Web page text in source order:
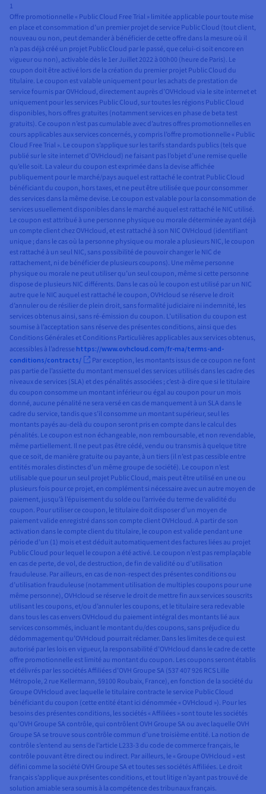
1
Offre promotionnelle « Public Cloud Free Trial » limitée applicable pour toute mise
en place et consommation d’un premier projet de service Public Cloud (tout client,
nouveau ou non, peut demander à bénéficier de cette offre dans la mesure où il
n’a pas déjà créé un projet Public Cloud par le passé, que celui-ci soit encore en
vigueur ou non), activable dès le 1er Juillet 2022 à 00h00 (heure de Paris). Le
coupon doit être activé lors de la création du premier projet Public Cloud du
titulaire. Le coupon est valable uniquement pour les achats de prestation de
service fournis par OVHcloud, directement auprès d’OVHcloud via le site internet et
uniquement pour les services Public Cloud, sur toutes les régions Public Cloud
disponibles, hors offres gratuites (notamment services en phase de beta test
gratuits). Ce coupon n’est pas cumulable avec d’autres offres promotionnelles en
cours applicables aux services concernés, y compris l’offre promotionnelle « Public
Cloud Free Trial ». Le coupon s’applique sur les tarifs standards publics (tels que
publié sur le site internet d’OVHcloud) ne faisant pas l’objet d’une remise quelle
qu’elle soit. La valeur du coupon est exprimée dans la devise affichée
publiquement pour le marché/pays auquel est rattaché le contrat Public Cloud
bénéficiant du coupon, hors taxes, et ne peut être utilisée que pour consommer
des services dans la même devise. Le coupon est valable pour la consommation de
services usuellement disponibles dans le marché auquel est rattaché le NIC utilisé.
Le coupon est attribué à une personne physique ou morale déterminée ayant déjà
un compte client chez OVHcloud, et est rattaché à son NIC OVHcloud (identifiant
unique ; dans le cas où la personne physique ou morale a plusieurs NIC, le coupon
est rattaché à un seul NIC, sans possibilité de pouvoir changer le NIC de
rattachement, ni de bénéficier de plusieurs coupons). Une même personne
physique ou morale ne peut utiliser qu’un seul coupon, même si cette personne
dispose de plusieurs NIC différents. Dans le cas où le coupon est utilisé par un NIC
autre que le NIC auquel est rattaché le coupon, OVHcloud se réserve le droit
d’annuler ou de résilier de plein droit, sans formalité judiciaire ni indemnité, les
services obtenus ainsi, sans ré-émission du coupon. L’utilisation du coupon est
soumise à l’acceptation sans réserve des présentes conditions, ainsi que des
Conditions Générales et Conditions Particulières applicables aux services obtenus,
accessibles à l’adresse https://www.ovhcloud.com/fr-ma/terms-and-
conditions/contracts/
Par exception, les montants issus de ce coupon ne font
pas partie de l’assiette du montant mensuel des services utilisés dans les cadre des
niveaux de services (SLA) et des pénalités associées ; c’est-à-dire que si le titulaire
du coupon consomme un montant inférieur ou égal au coupon pour un mois
donné, aucune pénalité ne sera versé en cas de manquement à un SLA dans le
cadre du service, tandis que s’il consomme un montant supérieur, seul les
montants payés au-delà du coupon seront pris en compte dans le calcul des
pénalités. Le coupon est non échangeable, non remboursable, et non revendable,
même partiellement. Il ne peut pas être cédé, vendu ou transmis à quelque titre
que ce soit, de manière gratuite ou payante, à un tiers (il n’est pas cessible entre
entités morales distinctes d’un même groupe de société). Le coupon n’est
utilisable que pour un seul projet Public Cloud, mais peut être utilisé en une ou
plusieurs fois pour ce projet, en complément si nécessaire avec un autre moyen de
paiement, jusqu’à l’épuisement du solde ou l’arrivée du terme de validité du
coupon. Pour utiliser ce coupon, le titulaire doit disposer d’un moyen de
paiement valide enregistré dans son compte client OVHcloud. A partir de son
activation dans le compte client du titulaire, le coupon est valide pendant une
période d’un (1) mois et est déduit automatiquement des factures liées au projet
Public Cloud pour lequel le coupon a été activé. Le coupon n’est pas remplaçable
en cas de perte, de vol, de destruction, de fin de validité ou d’utilisation
frauduleuse. Par ailleurs, en cas de non-respect des présentes conditions ou
d’utilisation frauduleuse (notamment utilisation de multiples coupons pour une
même personne), OVHcloud se réserve le droit de mettre fin aux services souscrits
utilisant les coupons, et/ou d’annuler les coupons, et le titulaire sera redevable
dans tous les cas envers OVHcloud du paiement intégral des montants lié aux
services consommés, incluant le montant du/des coupons, sans préjudice du
dédommagement qu’OVHcloud pourrait réclamer. Dans les limites de ce qui est
autorisé par les lois en vigueur, la responsabilité d’OVHcloud dans le cadre de cette
offre promotionnelle est limité au montant du coupon. Les coupons seront établis
et délivrés par les sociétés Affiliées d’OVH Groupe SA (537 407 926 RCS Lille
Métropole, 2 rue Kellermann, 59100 Roubaix, France), en fonction de la société du
Groupe OVHcloud avec laquelle le titulaire contracte le service Public Cloud
bénéficiant du coupon (cette entité étant ici dénommée « OVHcloud »). Pour les
besoins des présentes conditions, les sociétés « Affiliées » sont toute les sociétés
qu’OVH Groupe SA contrôle, qui contrôlent OVH Groupe SA ou avec laquelle OVH
Groupe SA se trouve sous contrôle commun d’une troisième entité. La notion de
contrôle s’entend au sens de l’article L233-3 du code de commerce français, le
contrôle pouvant être direct ou indirect. Par ailleurs, le « Groupe OVHcloud » est
défini comme la société OVH Groupe SA et toutes ses sociétés Affiliées. Le droit
français s’applique aux présentes conditions, et tout litige n’ayant pas trouvé de
solution amiable sera soumis à la compétence des tribunaux français.